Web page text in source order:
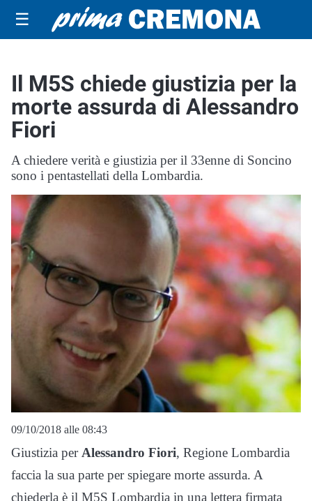
☰
Il M5S chiede giustizia per la
morte assurda di Alessandro
Fiori
A chiedere verità e giustizia per il 33enne di Soncino
sono i pentastellati della Lombardia.
09/10/2018 alle 08:43
Giustizia perAlessandro Fiori, Regione Lombardia
faccia la sua parte per spiegare morte assurda. A
chiederla è il M5S Lombardia in una lettera firmata